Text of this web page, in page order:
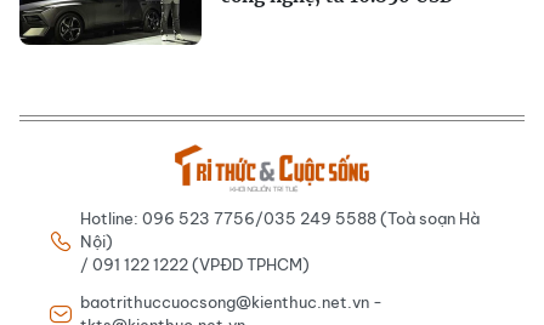
Hotline: 096 523 7756/035 249 5588 (Toà soạn Hà
Nội)
/ 091 122 1222 (VPĐD TPHCM)
baotrithuccuocsong@kienthuc.net.vn -